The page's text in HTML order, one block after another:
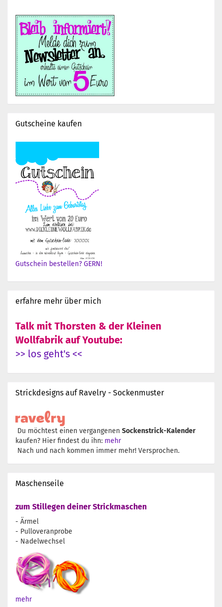
Gutscheine kaufen
Gutschein bestellen? GERN!
erfahre mehr über mich
Talk mit Thorsten & der Kleinen
Wollfabrik auf Youtube:
>> los geht's <<
Strickdesigns auf Ravelry - Sockenmuster
Du möchtest einen vergangenen Sockenstrick-Kalender
kaufen? Hier findest du ihn: mehr
Nach und nach kommen immer mehr! Versprochen.
Maschenseile
zum Stillegen deiner Strickmaschen
- Ärmel
- Pulloveranprobe
- Nadelwechsel
mehr